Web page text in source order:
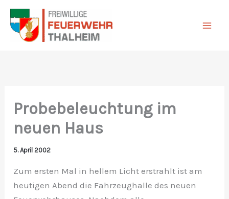
Zum
Inhalt
springen
Probebeleuchtung im
neuen Haus
5. April 2002
Zum ersten Mal in hellem Licht erstrahlt ist am
heutigen Abend die Fahrzeughalle des neuen